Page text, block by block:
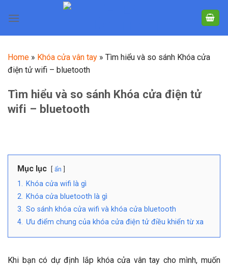
Home » Khóa cửa vân tay » Tìm hiểu và so sánh Khóa cửa
điện tử wifi – bluetooth
Tìm hiểu và so sánh Khóa cửa điện tử
wifi – bluetooth
Mục lục ẩn
1. Khóa cửa wifi là gì
2. Khóa cửa bluetooth là gì
3. So sánh khóa cửa wifi và khóa cửa bluetooth
4. Ưu điểm chung của khóa cửa điện tử điều khiển từ xa
Khi bạn có dự định lắp khóa cửa vân tay cho mình, muốn